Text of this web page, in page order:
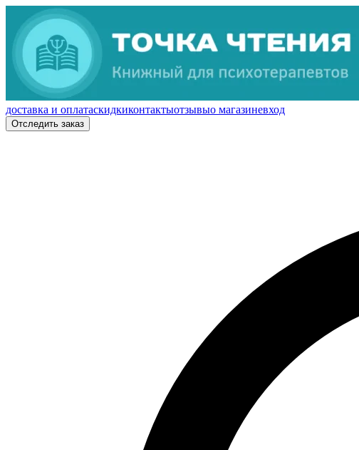
доставка и оплатаскидкиконтактыотзывыо магазиневход
Отследить заказ